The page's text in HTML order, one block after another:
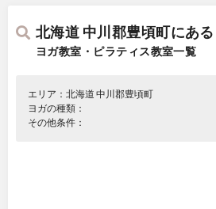
北海道 中川郡豊頃町にある
ヨガ教室・ピラティス教室一覧
エリア：北海道 中川郡豊頃町
ヨガの種類：
その他条件：